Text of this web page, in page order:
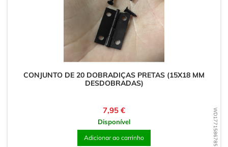
WD1771586785
CONJUNTO DE 20 DOBRADIÇAS PRETAS (15X18 MM
DESDOBRADAS)
Preço
7,95 €
Disponível
Adicionar ao carrinho